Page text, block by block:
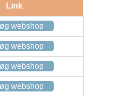
Link
webshop
webshop
webshop
webshop